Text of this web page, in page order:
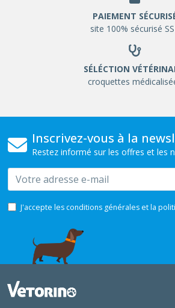
PAIEMENT
site 100% sécurisé
SÉLÉCTION
croquettes
Inscrivez-vous à la
Restez informé sur les offres et les
Email
J'accepte les conditions générales et la